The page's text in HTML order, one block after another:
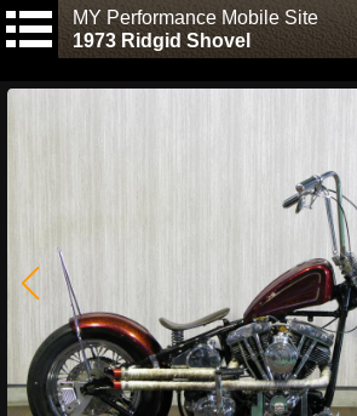
MY Performance Mobile Site
1973 Ridgid Shovel